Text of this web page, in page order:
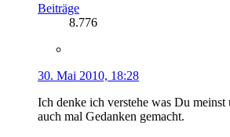
Beiträge
8.776
30. Mai 2010, 18:28
Ich denke ich verstehe was Du meinst
auch mal Gedanken gemacht.